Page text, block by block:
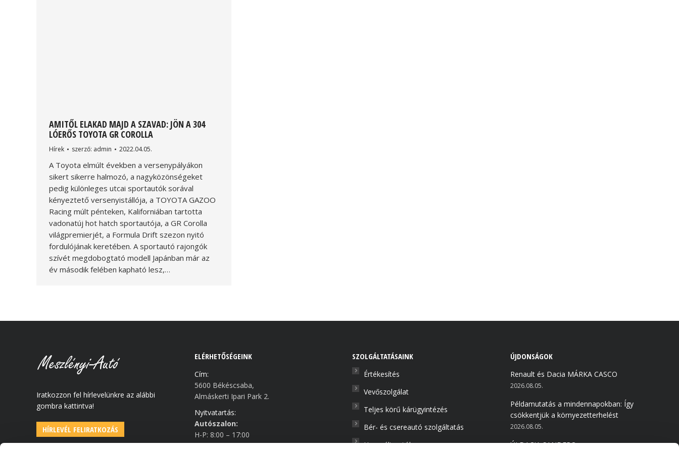
AMITŐL ELAKAD MAJD A SZAVAD: JÖN A 304
LÓERŐS TOYOTA GR COROLLA
Hírek szerző: admin 2022.04.05.
A Toyota elmúlt években a versenypályákon
sikert sikerre halmozó, a nagyközönségeket
pedig különleges utcai sportautók sorával
kényeztető versenyistállója, a TOYOTA GAZOO
Racing múlt pénteken, Kaliforniában tartotta
vadonatúj hot hatch sportautója, a GR Corolla
világpremierjét, a Formula Drift szezon nyitó
fordulójának keretében. A sportautó rajongók
szívét megdobogtató modell Japánban már az
év második felében kapható lesz,…
Iratkozzon fel hírlevelünkre az alábbi
gombra kattintva!
HÍRLEVÉL FELIRATKOZÁS
ELÉRHETŐSÉGEINK
Cím:
5600 Békéscsaba,
Almáskerti Ipari Park 2.
Nyitvatartás:
Autószalon:
H-P: 8:00 – 17:00
Szombat: 9:00 – 12:00
SZOLGÁLTATÁSAINK
Értékesítés
Vevőszolgálat
Teljes körű kárügyintézés
Bér- és csereautó szolgáltatás
Használt autók
ÚJDONSÁGOK
Renault és Dacia MÁRKA CASCO
2026.08.05.
Példamutatás a mindennapokban: Így
csökkentjük a környezetterhelést
2026.08.05.
ÚJ DACIA SANDERO